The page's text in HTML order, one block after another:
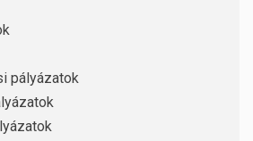
pályázatok